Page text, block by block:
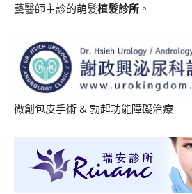
藝醫師主診的萌髮植髮診所 。
微創包皮手術 & 勃起功能障礙治療